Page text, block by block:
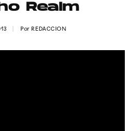
Contacto
Realm
PorREDACCION